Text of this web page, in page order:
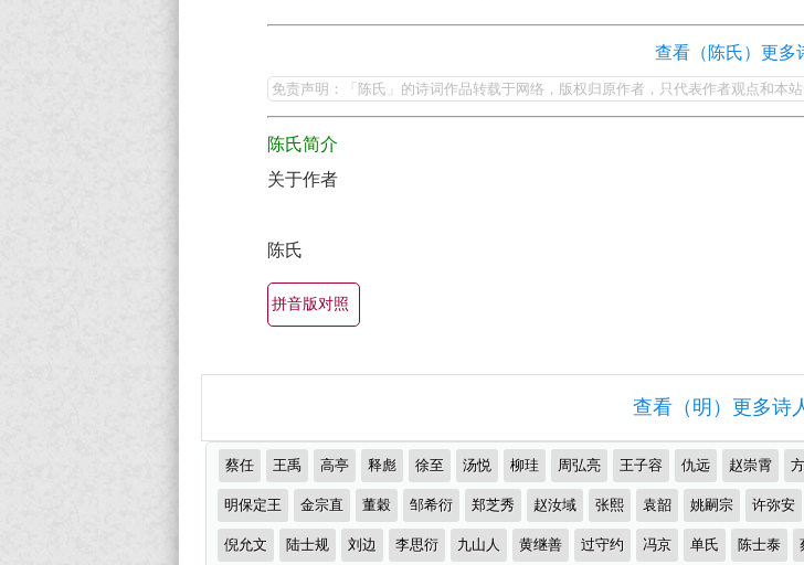
词
全
氏
的
最
美
有
名
诗
大
全
（精
查看（陈氏）更多
免责声明：「陈氏」的诗词作品转载于网络，版权归原作者，只代表作者观点和本
陈氏简介
关于作者
陈氏
拼音版对照
查看（明）更多诗
推
荐
作
者
蔡任 王禹 高亭 释彪 徐至 汤悦 柳珪 周弘亮 王子容 仇远 赵崇霄
明保定王 金宗直 董穀 邹希衍 郑芝秀 赵汝域 张熙 袁韶 姚嗣宗 许弥安
倪允文 陆士规 刘边 李思衍 九山人 黄继善 过守约 冯京 单氏 陈士泰